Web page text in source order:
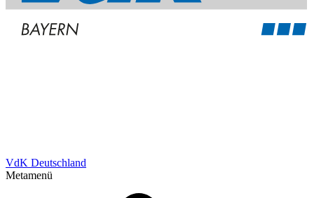
VdK Deutschland
Metamenü